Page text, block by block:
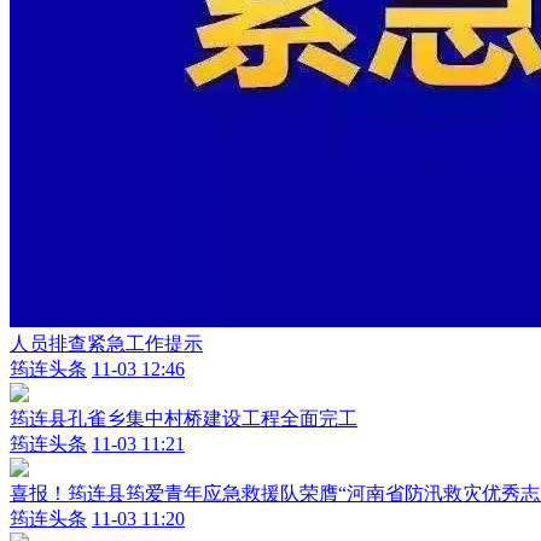
人员排查紧急工作提示
筠连头条 11-03 12:46
筠连县孔雀乡集中村桥建设工程全面完工
筠连头条 11-03 11:21
喜报！筠连县筠爱青年应急救援队荣膺“河南省防汛救灾优秀
筠连头条 11-03 11:20